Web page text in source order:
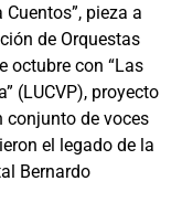
pieza a
de Orquestas
octubre con “Las
(LUCVP), proyecto
conjunto de voces
el legado de la
Bernardo